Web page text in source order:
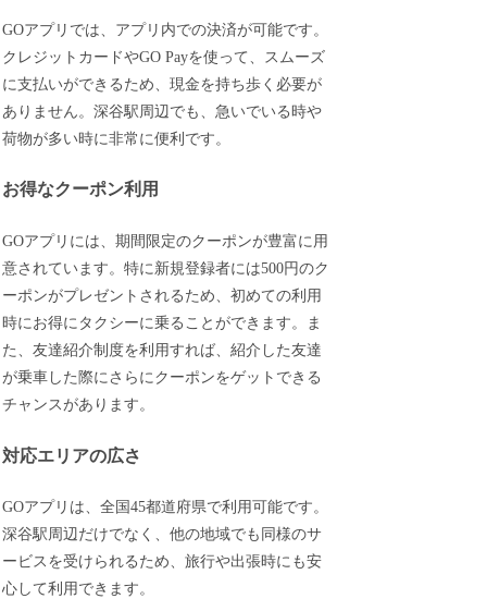
GOアプリでは、アプリ内での決済が可能です。
クレジットカードやGO Payを使って、スムーズ
に支払いができるため、現金を持ち歩く必要が
ありません。深谷駅周辺でも、急いでいる時や
荷物が多い時に非常に便利です。
お得なクーポン利用
GOアプリには、期間限定のクーポンが豊富に用
意されています。特に新規登録者には500円のク
ーポンがプレゼントされるため、初めての利用
時にお得にタクシーに乗ることができます。ま
た、友達紹介制度を利用すれば、紹介した友達
が乗車した際にさらにクーポンをゲットできる
チャンスがあります。
対応エリアの広さ
GOアプリは、全国45都道府県で利用可能です。
深谷駅周辺だけでなく、他の地域でも同様のサ
ービスを受けられるため、旅行や出張時にも安
心して利用できます。